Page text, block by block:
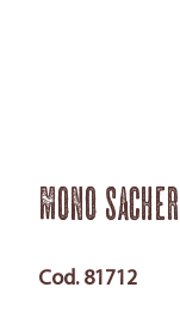
Mono Sacher
Cod. 81712